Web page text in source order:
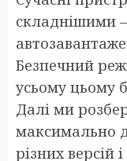
складнішими
Безпечний
усьому цьому
Далі ми
максимально
різних версій